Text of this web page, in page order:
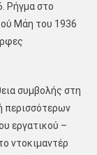
Ρήγμα στο
Μάη του 1936
συμβολής στη
περισσότερων
εργατικού –
ντοκιμαντέρ